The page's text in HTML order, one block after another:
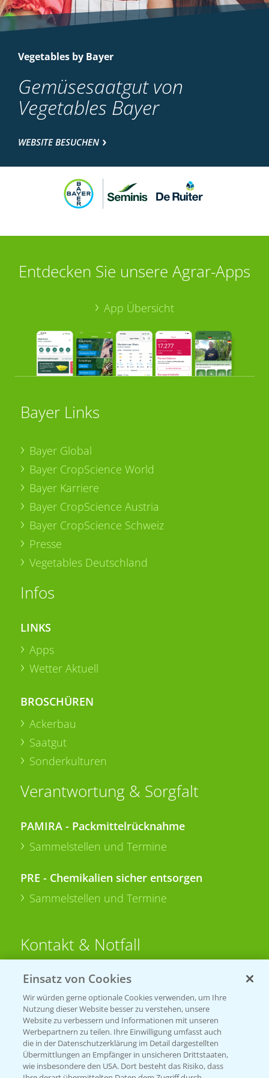
Vegetables by Bayer
Gemüsesaatgut von
Vegetables Bayer
WEBSITE BESUCHEN
Entdecken Sie unsere Agrar-Apps
App Übersicht
Bayer Links
Bayer Global
Bayer CropScience World
Bayer Karriere
Bayer CropScience Austria
Bayer CropScience Schweiz
Presse
Vegetables Deutschland
Infos
LINKS
Apps
Wetter Aktuell
BROSCHÜREN
Ackerbau
Saatgut
Sonderkulturen
Verantwortung & Sorgfalt
PAMIRA - Packmittelrücknahme
Sammelstellen und Termine
PRE - Chemikalien sicher entsorgen
Sammelstellen und Termine
Kontakt & Notfall
Beratung auf WhatsApp
T.+49 (0)174 346 564 1
KONTAKT
Hilfe in Notfällen
Einsatz von Cookies
Wir würden gerne optionale Cookies verwenden, um Ihre
Nutzung dieser Website besser zu verstehen, unsere
Website zu verbessern und Informationen mit unseren
Werbepartnern zu teilen. Ihre Einwilligung umfasst auch
die in der Datenschutzerklärung im Detail dargestellten
Übermittlungen an Empfänger in unsicheren Drittstaaten,
wie insbesondere den USA. Dort besteht das Risiko, dass